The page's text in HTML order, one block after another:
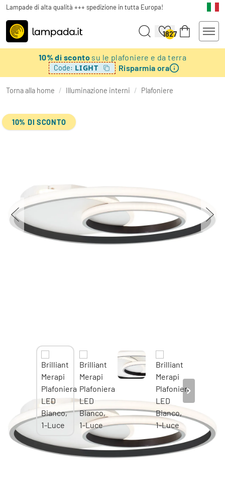
Lampade di alta qualità +++ spedizione in tutta Europa!
1827
10% di sconto su le plafoniere e da terra
Code: LIGHT Risparmia ora
Torna alla home / Illuminazione interni / Plafoniere
10% DI SCONTO